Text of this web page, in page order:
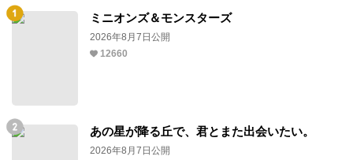
ミニオンズ＆モンスターズ
2026年8月7日公開
12660
あの星が降る丘で、君とまた出会いたい。
2026年8月7日公開